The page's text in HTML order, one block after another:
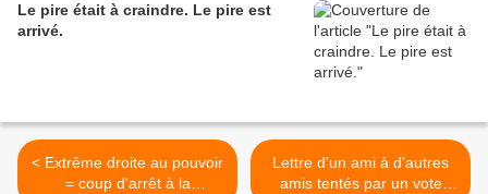
Le pire était à craindre. Le pire est
arrivé.
< Extrême droite au pouvoir
= coup d'arrêt à la
Lettre d'un ami à d'autres
amis tentés par un vote